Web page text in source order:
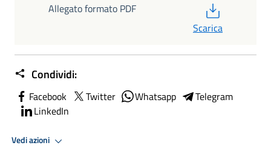
Allegato formato PDF
Scarica
Condividi:
Facebook Twitter Whatsapp
Telegram
LinkedIn
Vedi azioni